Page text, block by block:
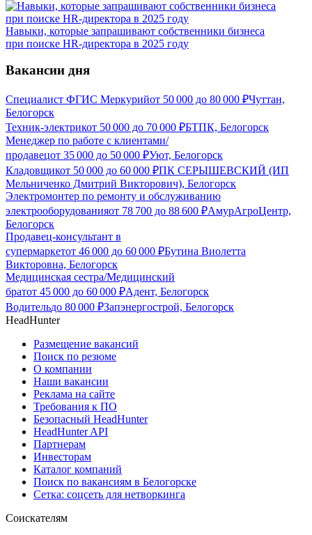
Навыки, которые запрашивают собственники бизнеса
при поиске HR-директора в 2025 году
Вакансии дня
Специалист ФГИС Меркурийот 50 000 до 80 000 ₽Чуттан,
Белогорск
Техник-электрикот 50 000 до 70 000 ₽БТПК, Белогорск
Менеджер по работе с клиентами/
продавецот 35 000 до 50 000 ₽Уют, Белогорск
Кладовщикот 50 000 до 60 000 ₽ПК СЕРЫШЕВСКИЙ (ИП
Мельниченко Дмитрий Викторович), Белогорск
Электромонтер по ремонту и обслуживанию
электрооборудованияот 78 700 до 88 600 ₽АмурАгроЦентр,
Белогорск
Продавец-консультант в
супермаркетот 46 000 до 60 000 ₽Бутина Виолетта
Викторовна, Белогорск
Медицинская сестра/Медицинский
братот 45 000 до 60 000 ₽Адент, Белогорск
Водительдо 80 000 ₽Запэнергострой, Белогорск
HeadHunter
Размещение вакансий
Поиск по резюме
О компании
Наши вакансии
Реклама на сайте
Требования к ПО
Безопасный HeadHunter
HeadHunter API
Партнерам
Инвесторам
Каталог компаний
Поиск по вакансиям в Белогорске
Сетка: соцсеть для нетворкинга
Соискателям